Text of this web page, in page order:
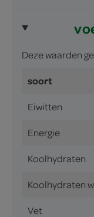
Deze waarden
soort
Eiwitten
Energie
Koolhydraten
Koolhydraten
Vet